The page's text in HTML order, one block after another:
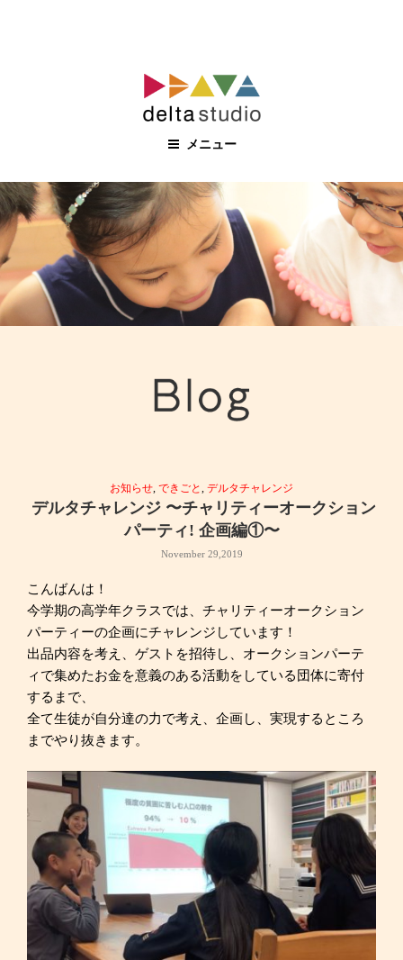
へ
ス
キ
ッ
プ
メニュー
お知らせ できごと デルタチャレンジ
デルタチャレンジ 〜チャリティーオークション
パーティ! 企画編①〜
November 29,2019
こんばんは！
今学期の高学年クラスでは、チャリティーオークション
パーティーの企画にチャレンジしています！
出品内容を考え、ゲストを招待し、オークションパーテ
ィで集めたお金を意義のある活動をしている団体に寄付
するまで、
全て生徒が自分達の力で考え、企画し、実現するところ
までやり抜きます。